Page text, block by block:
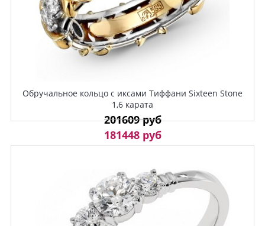
Обручальное кольцо с иксами Тиффани Sixteen Stone
1,6 карата
201609 руб
181448 руб